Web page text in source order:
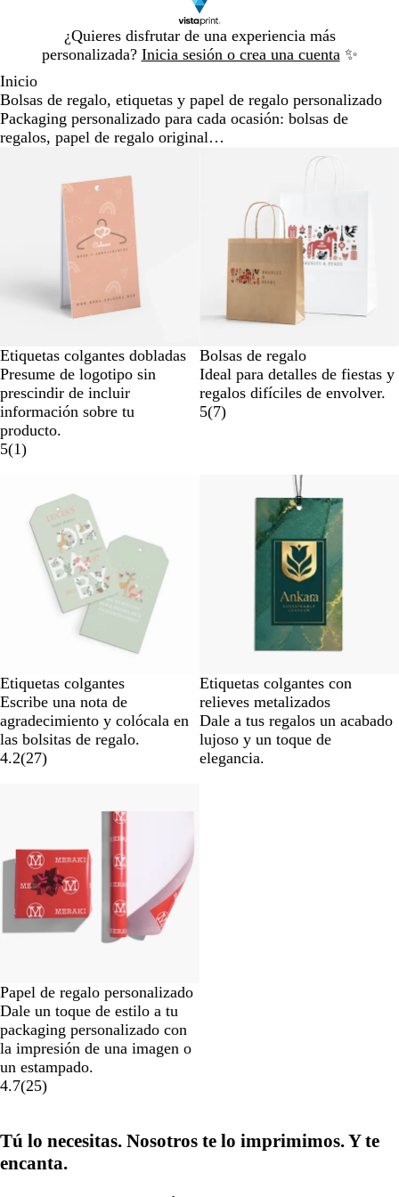
¿Quieres disfrutar de una experiencia más
personalizada? Inicia sesión o crea una cuenta ✨
1
Inicio
Bolsas de regalo, etiquetas y papel de regalo personalizado
Packaging personalizado para cada ocasión: bolsas de
regalos, papel de regalo original…
Etiquetas colgantes dobladas
Presume de logotipo sin
prescindir de incluir
información sobre tu
producto.
5(1)
Bolsas de regalo
Ideal para detalles de fiestas y
regalos difíciles de envolver.
5(7)
Etiquetas colgantes
Escribe una nota de
agradecimiento y colócala en
las bolsitas de regalo.
4.2(27)
Etiquetas colgantes con
relieves metalizados
Dale a tus regalos un acabado
lujoso y un toque de
elegancia.
Papel de regalo personalizado
Dale un toque de estilo a tu
packaging personalizado con
la impresión de una imagen o
un estampado.
4.7(25)
Tú lo necesitas. Nosotros te lo imprimimos. Y te
encanta.